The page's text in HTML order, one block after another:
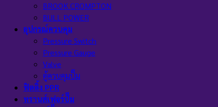
BROOK CROMPTON
BULL POWER
อุปกรณ์ควบคุม
Pressure Switch
Pressure Gauge
Valve
ตู้ควบคุมปั๊ม
ฟิตติ้ง PPR
ทรานส์เฟอร์ปั๊ม